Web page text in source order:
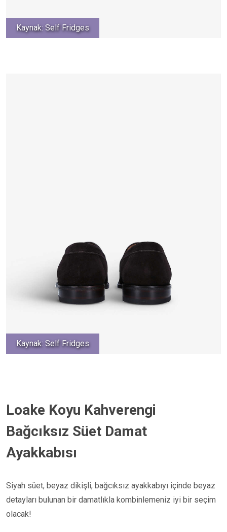
Kaynak: Self Fridges
Kaynak: Self Fridges
Loake Koyu Kahverengi
Bağcıksız Süet Damat
Ayakkabısı
Siyah süet, beyaz dikişli, bağcıksız ayakkabıyı içinde beyaz
detayları bulunan bir damatlıkla kombinlemeniz iyi bir seçim
olacak!